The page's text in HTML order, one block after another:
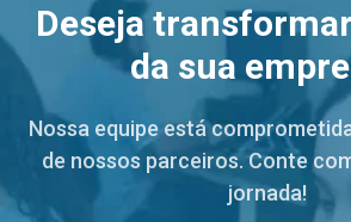
Deseja
da sua
Nossa equipe está
de nossos parceiros. Conte
jornada!